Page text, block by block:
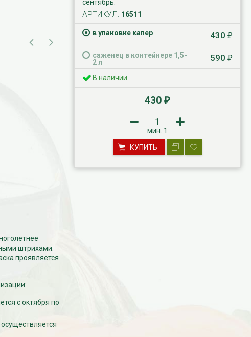
сентябрь.
АРТИКУЛ: 16511
в упаковке капер 430 ₽
саженец в контейнере 1,5-
2 л
590 ₽
В наличии
430₽
мин. 1
КУПИТЬ
штрихами.
проявляется
с октября по